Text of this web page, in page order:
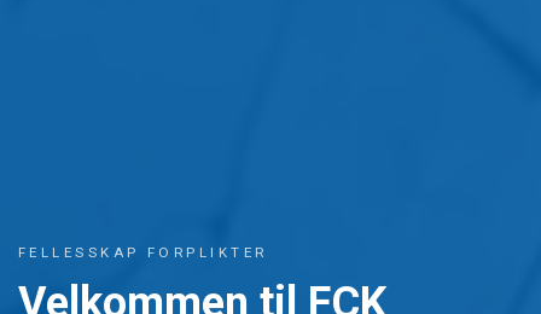
FELLESSKAP FORPLIKTER
Velkommen til FCK